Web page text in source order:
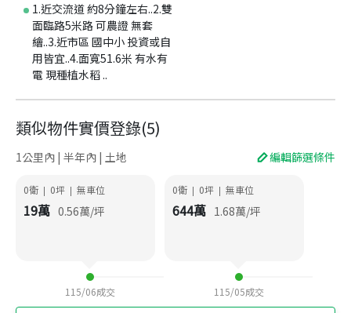
1.近交流道 約8分鐘左右..2.雙
面臨路5米路 可農證 無套
繪..3.近市區 國中小 投資或自
用皆宜..4.面寬51.6米 有水有
電 現種植水稻 ..
類似物件實價登錄(5)
1公里內 | 半年內 | 土地 編輯篩選條件
0衛 | 0坪 | 無車位
19萬 0.56萬/坪
115/06成交
0衛 | 0坪 | 無車位
644萬 1.68萬/坪
115/05成交